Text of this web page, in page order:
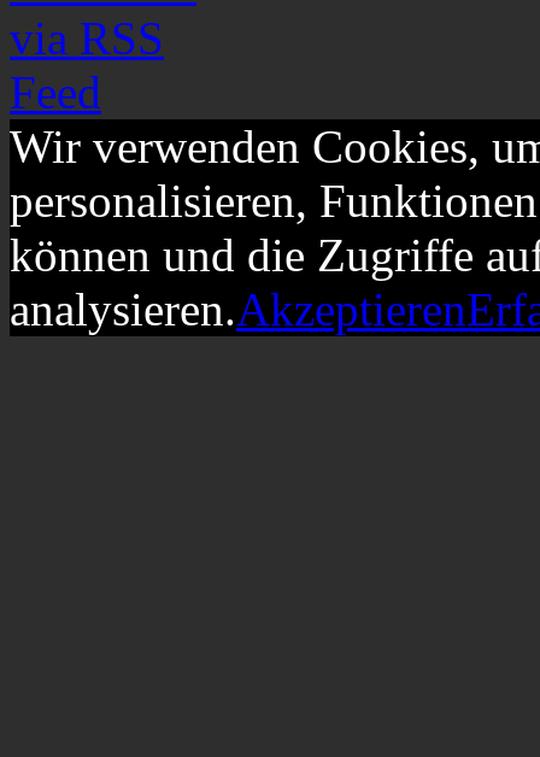
Wir verwenden Cookies,
personalisieren,
können und die Zugriffe
analysieren.Akzeptieren